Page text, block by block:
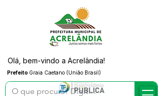
Prefeito Graia Caetano (União Brasil)
Olá, bem-vindo a Acrelândia!